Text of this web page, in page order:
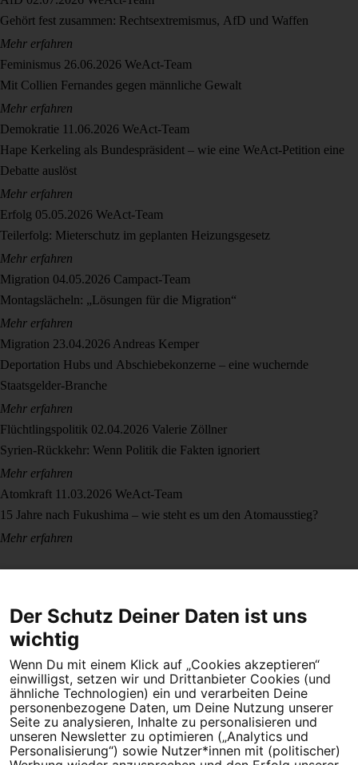
Gehört fest zusammen: Rechtsextremismus, AfD und Waffen
Mehr erfahren
Feminismus 26.06.2026 WeAct-Team
Mit Collien Fernandes gegen männliche Gewalt
Mehr erfahren
Demokratie 11.06.2026 WeAct-Team
Hape Kerkeling als Bundespräsident – wie eine WeAct-Petition eine
Debatte auslöst
Mehr erfahren
Erfolg 05.05.2026 WeAct-Team
Teilerfolg: Mieterschutz im geplanten Heizungsgesetz
Mehr erfahren
Migration 04.05.2026 Campact-Team
Montagslächeln: „Lösungen für die Migration“
Mehr erfahren
Migration 23.04.2026 Andreas Kemper
Deportation Hubs und Abschiebekonzerne – eine wuchernde
Staatsgelder-Branche
Mehr erfahren
Flüchtlingspolitik 02.04.2026 Valerie Zöllner
Syrien-Rückkehr: Wenn Politik die Fakten ignoriert
Mehr erfahren
Atomkraft 11.03.2026 WeAct-Team
15 Jahre nach Fukushima – wie steht es um den Atomausstieg?
Mehr erfahren
Dein Engagement macht den Unterschied. Schließe Dich 4,5
Millionen Menschen an.
Newsletter bestellen
Der Schutz Deiner Daten ist uns
wichtig
Wenn Du mit einem Klick auf „Cookies akzeptieren“
einwilligst, setzen wir und Drittanbieter Cookies (und
ähnliche Technologien) ein und verarbeiten Deine
personenbezogene Daten, um Deine Nutzung unserer
Seite zu analysieren, Inhalte zu personalisieren und
unseren Newsletter zu optimieren („Analytics und
Personalisierung“) sowie Nutzer*innen mit (politischer)